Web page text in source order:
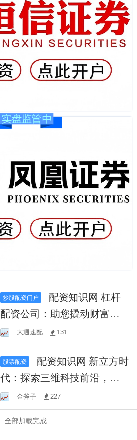
炒股配资门户
配资公司：助您撬动财富，
放大收益！
大通速配 131
股票配资
代：探索三维科技前沿，重
塑未来生活新篇章
金斧子 227
全部加载完成